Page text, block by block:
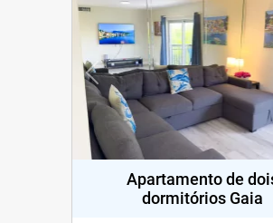
Previous
Apartamento de
dormitórios Gaia